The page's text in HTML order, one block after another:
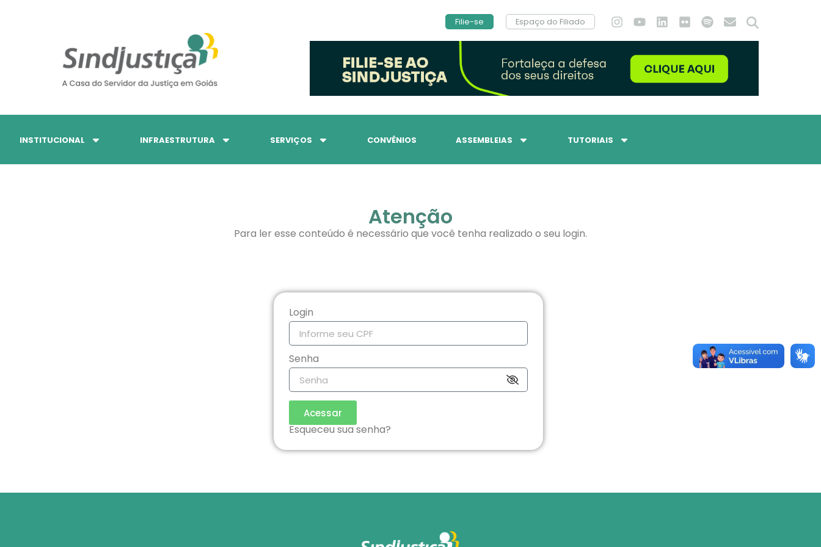
Filie-se Espaço do Filiado
INSTITUCIONAL INFRAESTRUTURA SERVIÇOS CONVÊNIOS ASSEMBLEIAS TUTORIAIS
Atenção
Para ler esse conteúdo é necessário que você tenha realizado o seu login.
Login
Senha
Acessar
Esqueceu sua senha?